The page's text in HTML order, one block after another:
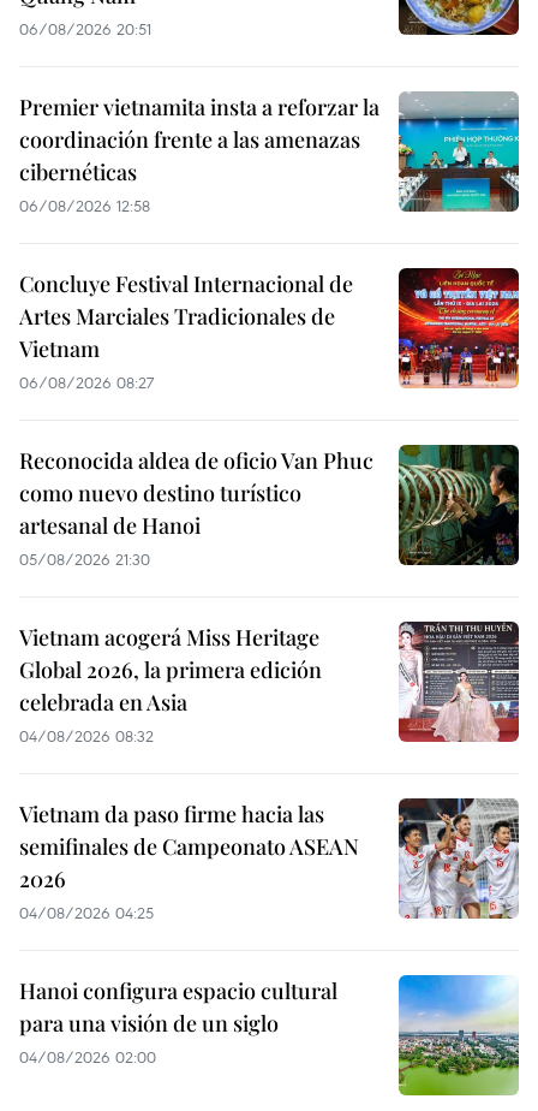
06/08/2026 20:51
Premier vietnamita insta a reforzar la
coordinación frente a las amenazas
cibernéticas
06/08/2026 12:58
Concluye Festival Internacional de
Artes Marciales Tradicionales de
Vietnam
06/08/2026 08:27
Reconocida aldea de oficio Van Phuc
como nuevo destino turístico
artesanal de Hanoi
05/08/2026 21:30
Vietnam acogerá Miss Heritage
Global 2026, la primera edición
celebrada en Asia
04/08/2026 08:32
Vietnam da paso firme hacia las
semifinales de Campeonato ASEAN
2026
04/08/2026 04:25
Hanoi configura espacio cultural
para una visión de un siglo
04/08/2026 02:00